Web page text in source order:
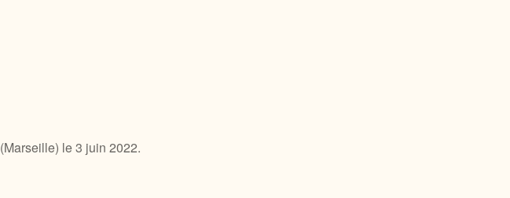
(Marseille) le 3 juin 2022.